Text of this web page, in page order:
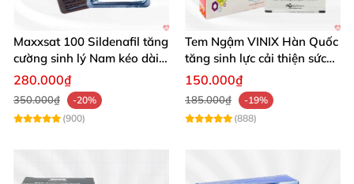
Maxxsat 100 Sildenafil tăng
cường sinh lý Nam kéo dài
hiệu quả
280.000₫
350.000₫
-20%
(900)
Tem Ngậm VINIX Hàn Quốc
tăng sinh lực cải thiện sức
khỏe phái mạnh
150.000₫
185.000₫
-19%
(888)